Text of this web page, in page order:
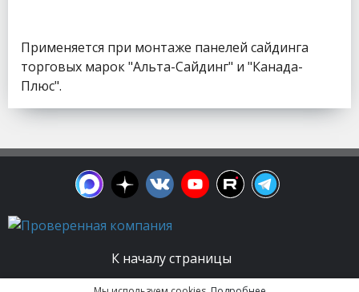
Применяется при монтаже панелей сайдинга
торговых марок "Альта-Сайдинг" и "Канада-
Плюс".
К началу страницы